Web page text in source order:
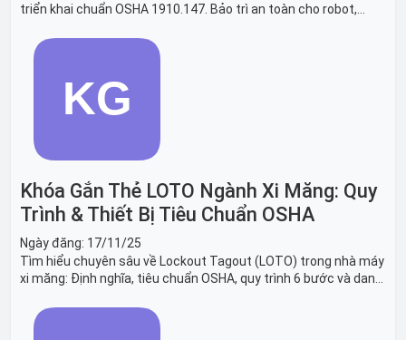
triển khai chuẩn OSHA 1910.147. Bảo trì an toàn cho robot,
Khóa Gắn Thẻ LOTO Ngành Xi Măng: Quy
Trình & Thiết Bị Tiêu Chuẩn OSHA
Ngày đăng: 17/11/25
Tìm hiểu chuyên sâu về Lockout Tagout (LOTO) trong nhà máy
xi măng: Định nghĩa, tiêu chuẩn OSHA, quy trình 6 bước và danh
nghiền an toàn.